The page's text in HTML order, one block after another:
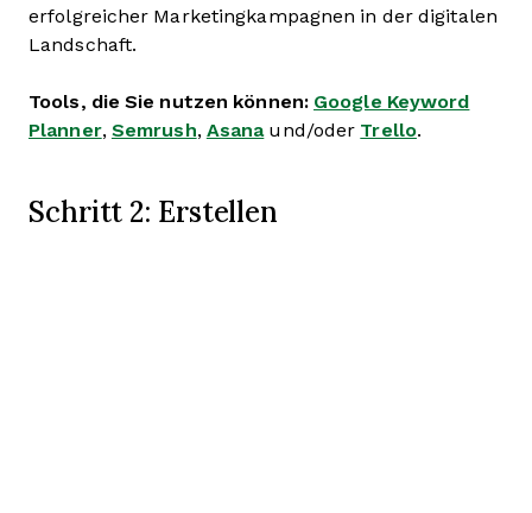
erfolgreicher Marketingkampagnen in der digitalen
Landschaft.
Tools, die Sie nutzen können: Google Keyword
Planner, Semrush, Asanaund/oder Trello.
Schritt 2: Erstellen